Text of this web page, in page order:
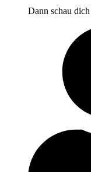
Dann schau